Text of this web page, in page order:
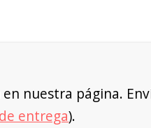
en nuestra página.
entrega).